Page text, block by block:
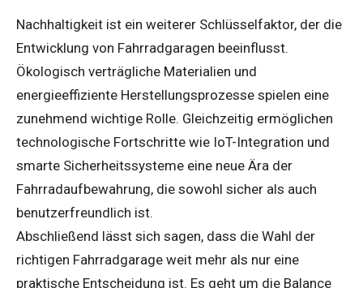
Nachhaltigkeit ist ein weiterer Schlüsselfaktor, der die
Entwicklung von Fahrradgaragen beeinflusst.
Ökologisch verträgliche Materialien und
energieeffiziente Herstellungsprozesse spielen eine
zunehmend wichtige Rolle. Gleichzeitig ermöglichen
technologische Fortschritte wie IoT-Integration und
smarte Sicherheitssysteme eine neue Ära der
Fahrradaufbewahrung, die sowohl sicher als auch
benutzerfreundlich ist.
Abschließend lässt sich sagen, dass die Wahl der
richtigen Fahrradgarage weit mehr als nur eine
praktische Entscheidung ist. Es geht um die Balance